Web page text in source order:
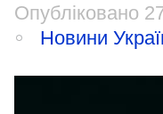
Опубліковано
Новини